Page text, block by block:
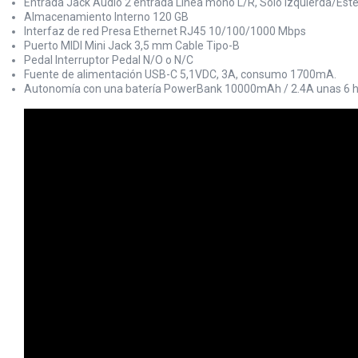
Almacenamiento Interno 120 GB
Interfaz de red Presa Ethernet RJ45 10/100/1000 Mbps
Puerto MIDI Mini Jack 3,5 mm Cable Tipo-B
Pedal Interruptor Pedal N/O o N/C
Fuente de alimentación USB-C 5,1VDC, 3A, consumo 1700mA.
Autonomía con una batería PowerBank 10000mAh / 2.4A unas 6